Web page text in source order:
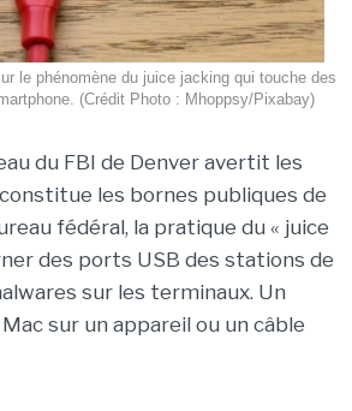
le phénomène du juice jacking qui touche des
(Crédit Photo : Mhoppsy/Pixabay)
du FBI de Denver avertit les
les bornes publiques de
fédéral, la pratique du « juice
des ports USB des stations de
sur les terminaux. Un
sur un appareil ou un câble